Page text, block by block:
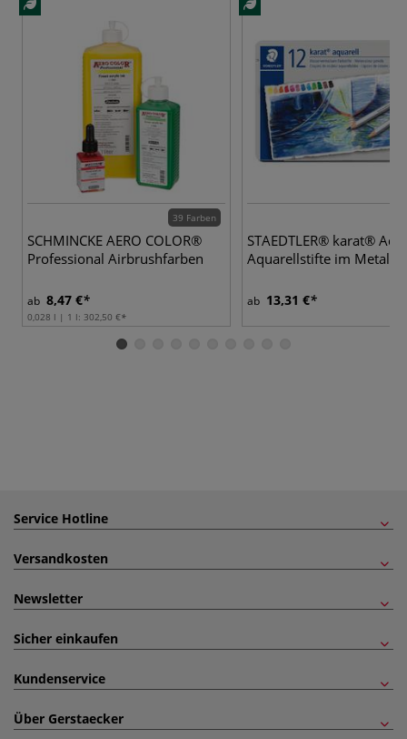
39 Farben
SCHMINCKE AERO COLOR®
Professional Airbrushfarben
ab 8,47 €
0,028 l | 1 l: 302,50 €
STAEDTLER® karat®
Aquarellstifte im
ab 13,31 €
Service Hotline
Versandkosten
Newsletter
Sicher einkaufen
Kundenservice
Über Gerstaecker